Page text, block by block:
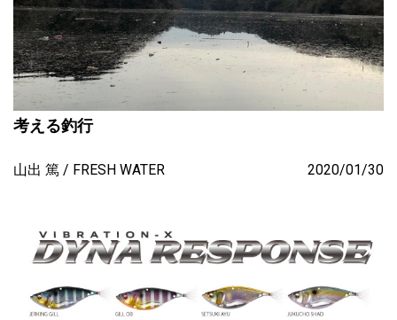
考える釣行
山出 篤 FRESH WATER 2020/01/30